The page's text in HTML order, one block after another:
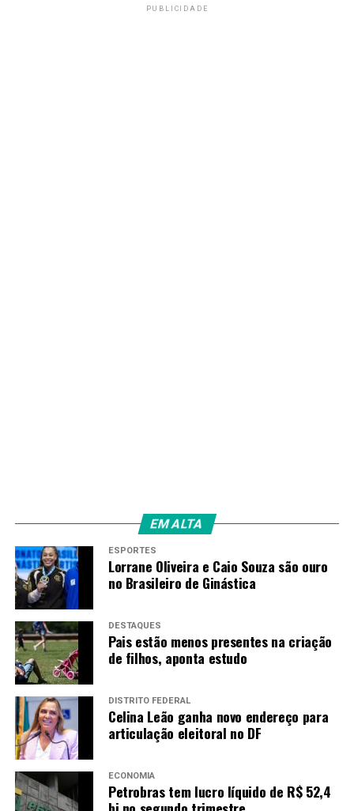
PUBLICIDADE
EM ALTA
ESPORTES
Lorrane Oliveira e Caio Souza são ouro
no Brasileiro de Ginástica
DESTAQUES
Pais estão menos presentes na criação
de filhos, aponta estudo
DISTRITO FEDERAL
Celina Leão ganha novo endereço para
articulação eleitoral no DF
ECONOMIA
Petrobras tem lucro líquido de R$ 52,4